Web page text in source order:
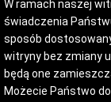
W ramach naszej
świadczenia
sposób
witryny bez zmiany
będą one
Możecie Państwo